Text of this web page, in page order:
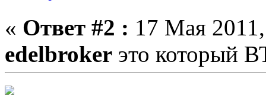
« Ответ #2 : 17 Мая
edelbroker это который